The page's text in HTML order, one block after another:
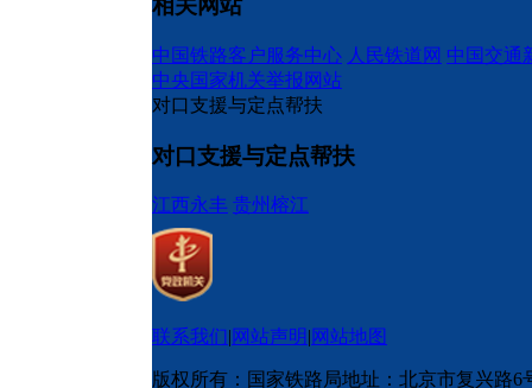
相关网站
中国铁路客户服务中心 人民铁道网 中国交通
中央国家机关举报网站
对口支援与定点帮扶
对口支援与定点帮扶
江西永丰 贵州榕江
联系我们 网站声明 网站地图
版权所有：国家铁路局地址：北京市复兴路6